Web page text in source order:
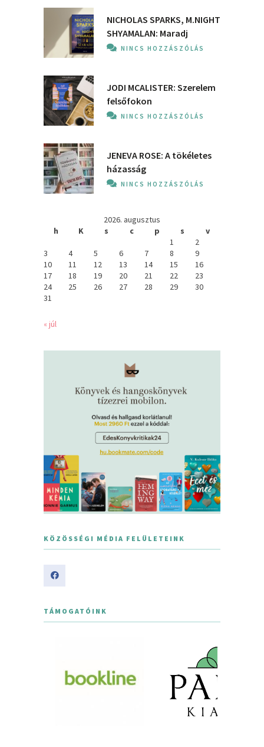
NICHOLAS SPARKS, M.NIGHT
SHYAMALAN: Maradj
NINCS HOZZÁSZÓLÁS
JODI MCALISTER: Szerelem
felsőfokon
NINCS HOZZÁSZÓLÁS
JENEVA ROSE: A ​tökéletes
házasság
NINCS HOZZÁSZÓLÁS
2026. augusztus
h
K s c p s
v
1
2
3
4 5 6 7 8
9
10
11 12 13 14 15
16
17
18 19 20 21 22
23
24
25 26 27 28 29
30
31
« júl
KÖZÖSSÉGI MÉDIA FELÜLETEINK
TÁMOGATÓINK